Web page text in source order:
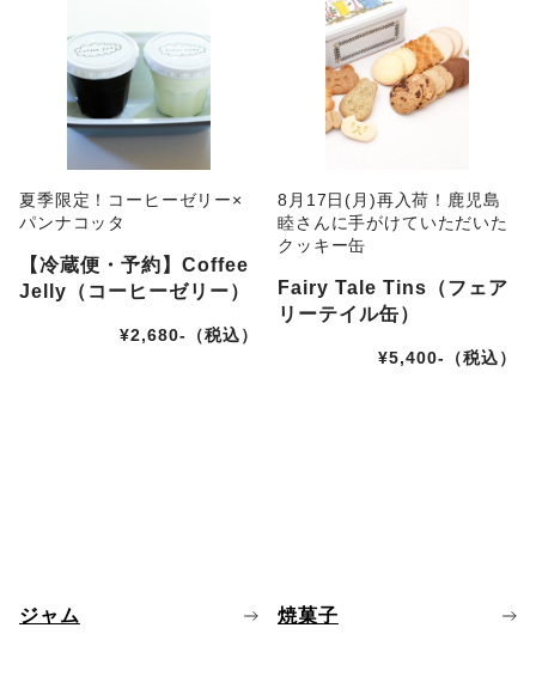
夏季限定！コーヒーゼリー×
パンナコッタ
【冷蔵便・予約】Coffee
Jelly（コーヒーゼリー）
¥2,680-（税込）
8月17日(月)再入荷！鹿児島
睦さんに手がけていただいた
クッキー缶
Fairy Tale Tins（フェア
リーテイル缶）
¥5,400-（税込）
ジャム 焼菓子